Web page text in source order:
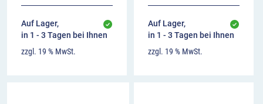
Auf Lager,
in 1 - 3 Tagen bei Ihnen
zzgl. 19 % MwSt.
Auf Lager,
in 1 - 3 Tagen bei Ihnen
zzgl. 19 % MwSt.